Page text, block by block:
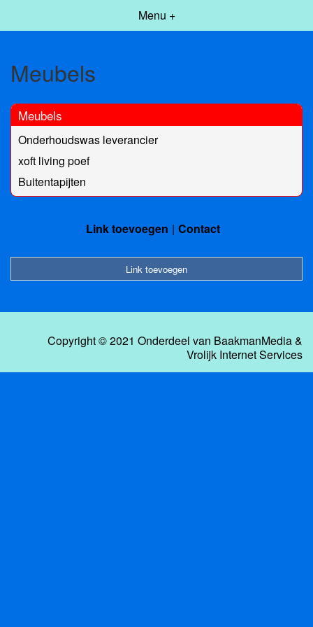
Menu +
Meubels
Meubels
Onderhoudswas leverancier
xoft living poef
Buitentapijten
Link toevoegen Contact
Link toevoegen
Copyright © 2021 Onderdeel van BaakmanMedia&
Vrolijk Internet Services